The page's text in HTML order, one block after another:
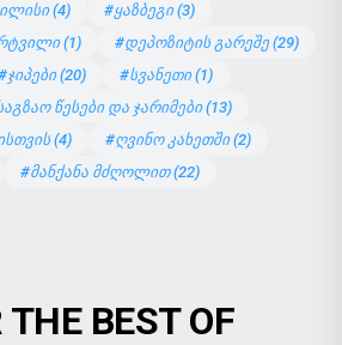
(4)
#ყაზბეგი (3)
(1)
#დეპოზიტის გარეშე (29)
(20)
#სვანეთი (1)
წესები და ჯარიმები (13)
(4)
#ღვინო კახეთში (2)
#მანქანა მძღოლით (22)
THE BEST OF